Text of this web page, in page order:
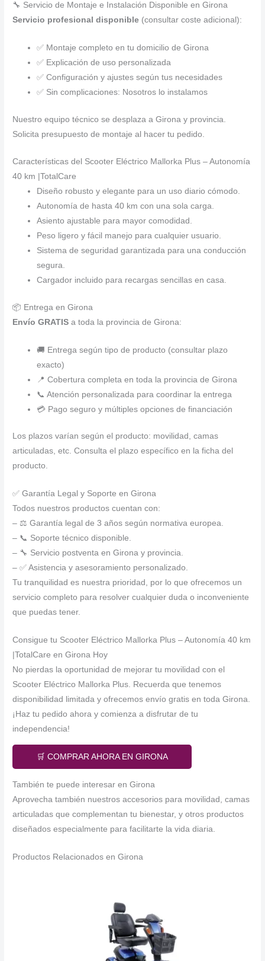
🔧 Servicio de Montaje e Instalación Disponible en Girona
Servicio profesional disponible (consultar coste adicional):
✅ Montaje completo en tu domicilio de Girona
✅ Explicación de uso personalizada
✅ Configuración y ajustes según tus necesidades
✅ Sin complicaciones: Nosotros lo instalamos
Nuestro equipo técnico se desplaza a Girona y provincia.
Solicita presupuesto de montaje al hacer tu pedido.
Características del Scooter Eléctrico Mallorka Plus – Autonomía
40 km |TotalCare
Diseño robusto y elegante para un uso diario cómodo.
Autonomía de hasta 40 km con una sola carga.
Asiento ajustable para mayor comodidad.
Peso ligero y fácil manejo para cualquier usuario.
Sistema de seguridad garantizada para una conducción
segura.
Cargador incluido para recargas sencillas en casa.
📦 Entrega en Girona
Envío GRATIS a toda la provincia de Girona:
🚚 Entrega según tipo de producto (consultar plazo
exacto)
📍 Cobertura completa en toda la provincia de Girona
📞 Atención personalizada para coordinar la entrega
💳 Pago seguro y múltiples opciones de financiación
Los plazos varían según el producto: movilidad, camas
articuladas, etc. Consulta el plazo específico en la ficha del
producto.
✅ Garantía Legal y Soporte en Girona
Todos nuestros productos cuentan con:
– ⚖️ Garantía legal de 3 años según normativa europea.
– 📞 Soporte técnico disponible.
– 🔧 Servicio postventa en Girona y provincia.
– ✅ Asistencia y asesoramiento personalizado.
Tu tranquilidad es nuestra prioridad, por lo que ofrecemos un
servicio completo para resolver cualquier duda o inconveniente
que puedas tener.
Consigue tu Scooter Eléctrico Mallorka Plus – Autonomía 40 km
|TotalCare en Girona Hoy
No pierdas la oportunidad de mejorar tu movilidad con el
Scooter Eléctrico Mallorka Plus. Recuerda que tenemos
disponibilidad limitada y ofrecemos envío gratis en toda Girona.
¡Haz tu pedido ahora y comienza a disfrutar de tu
independencia!
🛒 COMPRAR AHORA EN GIRONA
También te puede interesar en Girona
Aprovecha también nuestros accesorios para movilidad, camas
articuladas que complementan tu bienestar, y otros productos
diseñados especialmente para facilitarte la vida diaria.
Productos Relacionados en Girona